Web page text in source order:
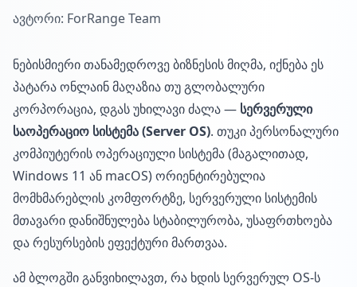
ავტორი: ForRange Team
ნებისმიერი თანამედროვე ბიზნესის მიღმა, იქნება ეს
პატარა ონლაინ მაღაზია თუ გლობალური
კორპორაცია, დგას უხილავი ძალა — სერვერული
საოპერაციო სისტემა (Server OS). თუკი პერსონალური
კომპიუტერის ოპერაციული სისტემა (მაგალითად,
Windows 11 ან macOS) ორიენტირებულია
მომხმარებლის კომფორტზე, სერვერული სისტემის
მთავარი დანიშნულება სტაბილურობა, უსაფრთხოება
და რესურსების ეფექტური მართვაა.
ამ ბლოგში განვიხილავთ, რა ხდის სერვერულ OS-ს